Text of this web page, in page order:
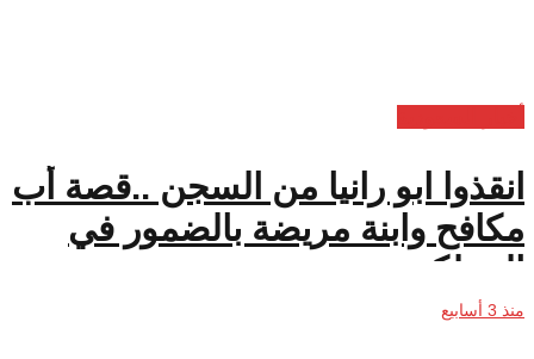
انقذوا ابو رانيا من السجن ..قصة أب
مكافح وابنة مريضة بالضمور في
المملكة
منذ 3 أسابيع